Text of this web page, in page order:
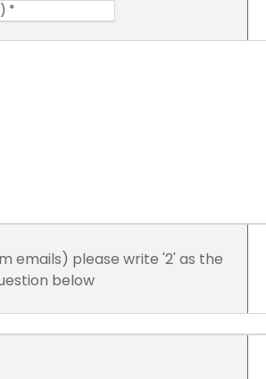
emails) please write '2' as the
below